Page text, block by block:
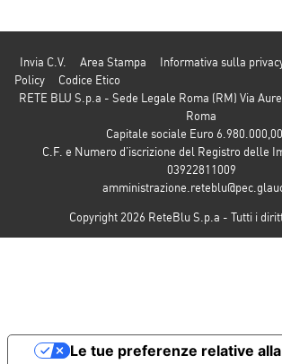
Invia C.V. Area Stampa Informativa sulla
Policy
Codice Etico
RETE BLU S.p.a - Sede Legale Roma (RM) Via
Roma
Capitale sociale Euro
C.F. e Numero d’iscrizione del Registro delle
03922811009
Copyright 2026 ReteBlu S.p.a - Tutti i
Le tue preferenze relative